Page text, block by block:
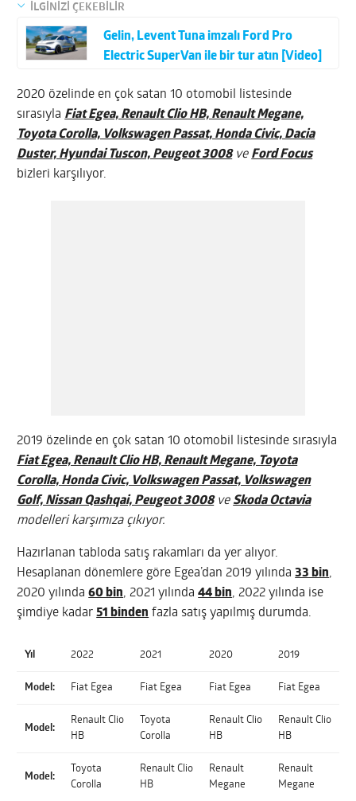
İLGİNİZİ ÇEKEBİLİR
Gelin, Levent Tuna imzalı Ford Pro
Electric SuperVan ile bir tur atın [Video]
2020 özelinde en çok satan 10 otomobil listesinde
sırasıyla Fiat Egea, Renault Clio HB, Renault Megane,
Toyota Corolla, Volkswagen Passat, Honda Civic, Dacia
Duster, Hyundai Tuscon, Peugeot 3008ve Ford Focus
bizleri karşılıyor.
2019 özelinde en çok satan 10 otomobil listesinde sırasıyla
Fiat Egea, Renault Clio HB, Renault Megane, Toyota
Corolla, Honda Civic, Volkswagen Passat, Volkswagen
Golf, Nissan Qashqai, Peugeot 3008ve Skoda Octavia
modelleri karşımıza çıkıyor.
Hazırlanan tabloda satış rakamları da yer alıyor.
Hesaplanan dönemlere göre Egea’dan 2019 yılında33 bin,
2020 yılında60 bin, 2021 yılında44 bin, 2022 yılında ise
şimdiye kadar51 binden fazla satış yapılmış durumda.
Yıl 2022 2021 2020 2019
Model: Fiat Egea Fiat Egea Fiat Egea Fiat Egea
Model:
Renault Clio
HB
Toyota
Corolla
Renault Clio
HB
Renault Clio
HB
Model:
Toyota
Corolla
Renault Clio
HB
Renault
Megane
Renault
Megane